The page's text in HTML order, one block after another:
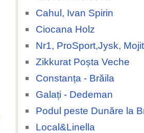
Cahul, Ivan Spirin
Ciocana Holz
Nr1, ProSport,Jysk,
Zikkurat Poșta Veche
Constanța - Brăila
Galați - Dedeman
Podul peste Dunăre la
Local&Linella